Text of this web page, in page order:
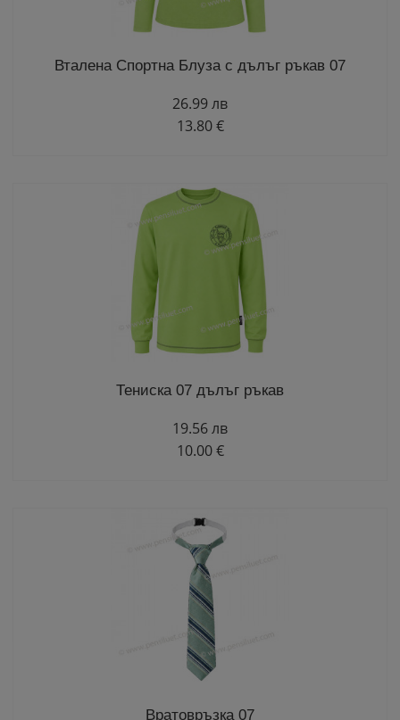
Вталена Спортна Блуза с дълъг ръкав 07
26.99 лв
13.80 €
Тениска 07 дълъг ръкав
19.56 лв
10.00 €
Вратовръзка 07